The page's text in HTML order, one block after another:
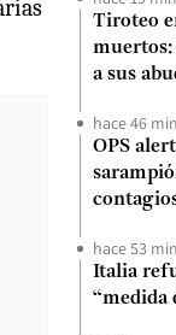
Tiroteo
muertos:
a sus
hace 46 min
OPS
hace 53 min
Italia
“medida